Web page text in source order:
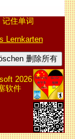
住单词
Lernkarten
删除所有
2026
软件